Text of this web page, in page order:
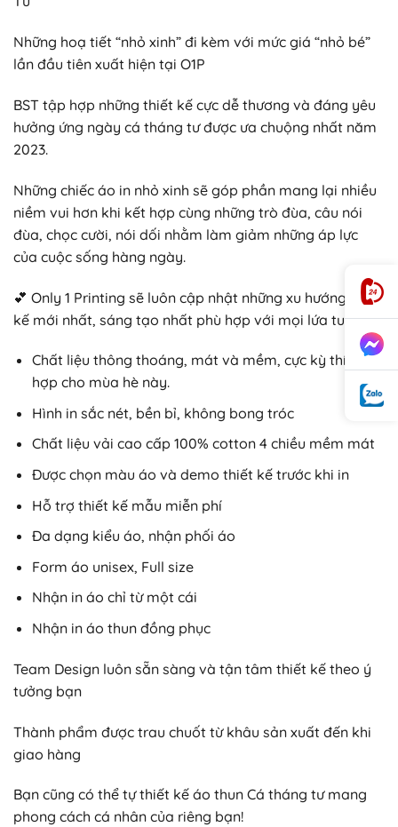
Những hoạ tiết “nhỏ xinh” đi kèm với mức giá “nhỏ bé”
lần đầu tiên xuất hiện tại O1P
BST tập hợp những thiết kế cực dễ thương và đáng yêu
hưởng ứng ngày cá tháng tư được ưa chuộng nhất năm
2023.
Những chiếc áo in nhỏ xinh sẽ góp phần mang lại nhiều
niềm vui hơn khi kết hợp cùng những trò đùa, câu nói
đùa, chọc cười, nói dối nhằm làm giảm những áp lực
của cuộc sống hàng ngày.
💕 Only 1 Printing sẽ luôn cập nhật những xu hướng thiết
kế mới nhất, sáng tạo nhất phù hợp với mọi lứa tuổi.
Chất liệu thông thoáng, mát và mềm, cực kỳ thích
hợp cho mùa hè này.
Hình in sắc nét, bền bỉ, không bong tróc
Chất liệu vải cao cấp 100% cotton 4 chiều mềm mát
Được chọn màu áo và demo thiết kế trước khi in
Hỗ trợ thiết kế mẫu miễn phí
Đa dạng kiểu áo, nhận phối áo
Form áo unisex, Full size
Nhận in áo chỉ từ một cái
Nhận in áo thun đồng phục
Team Design luôn sẵn sàng và tận tâm thiết kế theo ý
tưởng bạn
Thành phẩm được trau chuốt từ khâu sản xuất đến khi
giao hàng
Bạn cũng có thể tự thiết kế áo thun Cá tháng tư mang
phong cách cá nhân của riêng bạn!